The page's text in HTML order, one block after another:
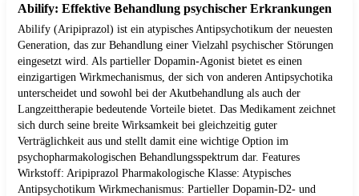
Abilify: Effektive Behandlung psychischer Erkrankungen
Abilify (Aripiprazol) ist ein atypisches Antipsychotikum der neuesten
Generation, das zur Behandlung einer Vielzahl psychischer Störungen
eingesetzt wird. Als partieller Dopamin-Agonist bietet es einen
einzigartigen Wirkmechanismus, der sich von anderen Antipsychotika
unterscheidet und sowohl bei der Akutbehandlung als auch der
Langzeittherapie bedeutende Vorteile bietet. Das Medikament zeichnet
sich durch seine breite Wirksamkeit bei gleichzeitig guter
Verträglichkeit aus und stellt damit eine wichtige Option im
psychopharmakologischen Behandlungsspektrum dar. Features
Wirkstoff: Aripiprazol Pharmakologische Klasse: Atypisches
Antipsychotikum Wirkmechanismus: Partieller Dopamin-D2- und